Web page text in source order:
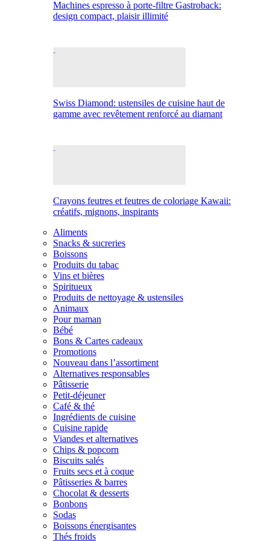
Machines espresso à porte-filtre Gastroback:
design compact, plaisir illimité
Swiss Diamond: ustensiles de cuisine haut de
gamme avec revêtement renforcé au diamant
Crayons feutres et feutres de coloriage Kawaii:
créatifs, mignons, inspirants
Aliments
Snacks & sucreries
Boissons
Produits du tabac
Vins et bières
Spiritueux
Produits de nettoyage & ustensiles
Animaux
Pour maman
Bébé
Bons & Cartes cadeaux
Promotions
Nouveau dans l’assortiment
Alternatives responsables
Pâtisserie
Petit-déjeuner
Café & thé
Ingrédients de cuisine
Cuisine rapide
Viandes et alternatives
Chips & popcorn
Biscuits salés
Fruits secs et à coque
Pâtisseries & barres
Chocolat & desserts
Bonbons
Sodas
Boissons énergisantes
Thés froids